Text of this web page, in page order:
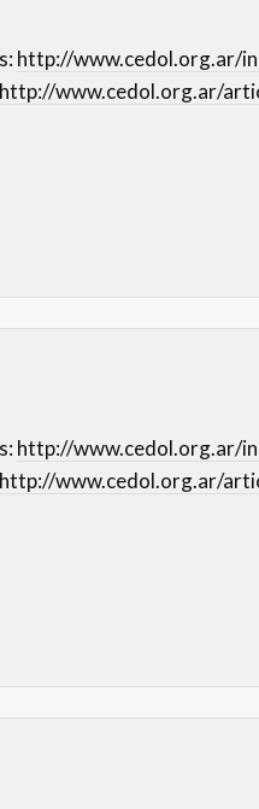
http://www.cedol.org.ar/
http://www.cedol.org.ar/
http://www.cedol.org.ar/
http://www.cedol.org.ar/